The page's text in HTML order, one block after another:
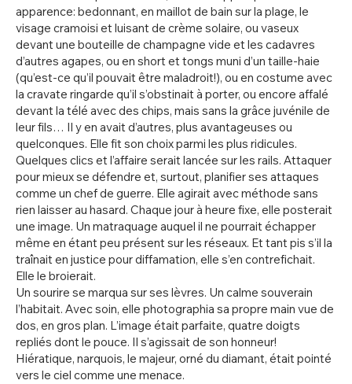
apparence: bedonnant, en maillot de bain sur la plage, le
visage cramoisi et luisant de crème solaire, ou vaseux
devant une bouteille de champagne vide et les cadavres
d’autres agapes, ou en short et tongs muni d’un taille-haie
(qu’est-ce qu’il pouvait être maladroit!), ou en costume avec
la cravate ringarde qu’il s’obstinait à porter, ou encore affalé
devant la télé avec des chips, mais sans la grâce juvénile de
leur fils… Il y en avait d’autres, plus avantageuses ou
quelconques. Elle fit son choix parmi les plus ridicules.
Quelques clics et l’affaire serait lancée sur les rails. Attaquer
pour mieux se défendre et, surtout, planifier ses attaques
comme un chef de guerre. Elle agirait avec méthode sans
rien laisser au hasard. Chaque jour à heure fixe, elle posterait
une image. Un matraquage auquel il ne pourrait échapper
même en étant peu présent sur les réseaux. Et tant pis s’il la
traînait en justice pour diffamation, elle s’en contrefichait.
Elle le broierait.
Un sourire se marqua sur ses lèvres. Un calme souverain
l’habitait. Avec soin, elle photographia sa propre main vue de
dos, en gros plan. L’image était parfaite, quatre doigts
repliés dont le pouce. Il s’agissait de son honneur!
Hiératique, narquois, le majeur, orné du diamant, était pointé
vers le ciel comme une menace.